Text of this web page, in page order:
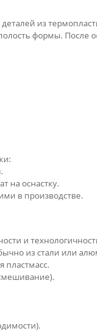
из
формы. После
на оснастку.
в производстве.
и
из стали или
пластмасс.